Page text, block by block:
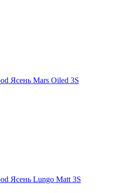
Ясень Mars Oiled 3S
Ясень Lungo Matt 3S